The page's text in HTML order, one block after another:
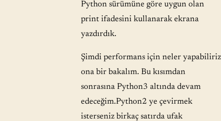
Python sürümüne göre uygun olan
print ifadesini kullanarak ekrana
yazdırdık.
Şimdi performans için neler yapabiliriz
ona bir bakalım. Bu kısımdan
sonrasına Python3 altında devam
edeceğim.Python2 ye çevirmek
isterseniz birkaç satırda ufak